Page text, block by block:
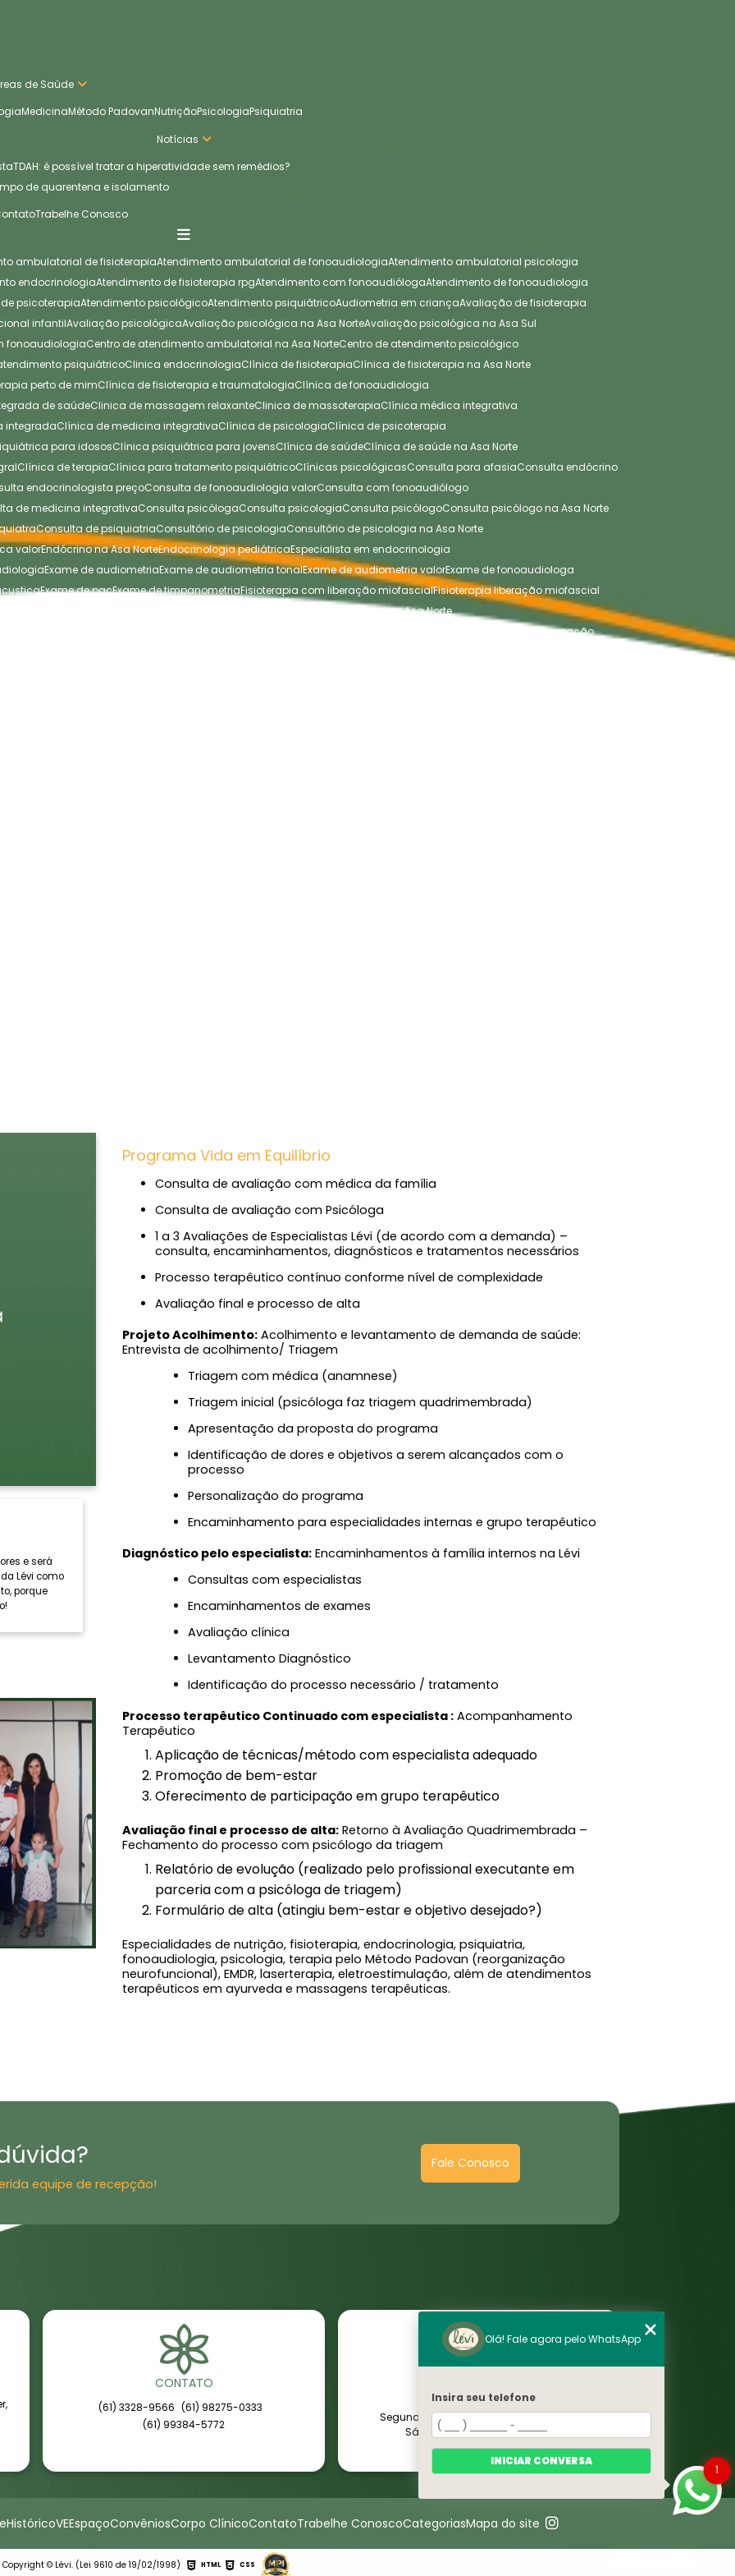
Áreas de Saúde
Medicina Método Padovan Nutrição Psicologia Psiquiatria
Notícias
TDAH: é possível tratar a hiperatividade sem remédios?
de quarentena e isolamento
Contato Trabelhe Conosco
ambulatorial de fisioterapia Atendimento ambulatorial de fonoaudiologia Atendimento ambulatorial psicologia
endocrinologia Atendimento de fisioterapia rpg Atendimento com fonoaudióloga Atendimento de fonoaudiologia
de psicoterapia Atendimento psicológico Atendimento psiquiátrico Audiometria em criança Avaliação de fisioterapia
infantil Avaliação psicológica Avaliação psicológica na Asa Norte Avaliação psicológica na Asa Sul
fonoaudiologia Centro de atendimento ambulatorial na Asa Norte
Centro de atendimento psicológico
psiquiátrico Clinica endocrinologia Clínica de fisioterapia
Clínica de fisioterapia na Asa Norte
perto de mim Clínica de fisioterapia e traumatologia
Clínica de fonoaudiologia
de saúde Clinica de massagem relaxante Clinica de massoterapia
Clínica médica integrativa
integrada Clínica de medicina integrativa Clínica de psicologia
Clínica de psicoterapia
para idosos Clínica psiquiátrica para jovens Clínica de saúde Clínica de saúde na Asa Norte
Clínica de terapia Clínica para tratamento psiquiátrico Clínicas psicológicas Consulta para afasia
Consulta endócrino
endocrinologista preço Consulta de fonoaudiologia valor
Consulta com fonoaudiólogo
de medicina integrativa Consulta psicóloga Consulta psicologia Consulta psicólogo
Consulta psicólogo na Asa Norte
Consulta de psiquiatria Consultório de psicologia
Consultório de psicologia na Asa Norte
valor Endócrino na Asa Norte Endocrinologia pediátrica Especialista em endocrinologia
Exame de audiometria Exame de audiometria tonal Exame de audiometria valor Exame de fonoaudiologa
Exame de pac Exame de timpanometria Fisioterapia com liberação miofascial Fisioterapia liberação miofascial
Liberação miofascial na Asa Norte
Massagem de liberação
e será
Lévi como
porque
Programa Vida em Equilíbrio
Consulta de avaliação com médica da família
Consulta de avaliação com Psicóloga
1 a 3 Avaliações de Especialistas Lévi (de acordo com a demanda) –
consulta, encaminhamentos, diagnósticos e tratamentos necessários
Processo terapêutico contínuo conforme nível de complexidade
Avaliação final e processo de alta
Projeto Acolhimento:Acolhimento e levantamento de demanda de saúde:
Entrevista de acolhimento/ Triagem
Triagem com médica (anamnese)
Triagem inicial (psicóloga faz triagem quadrimembrada)
Apresentação da proposta do programa
Identificação de dores e objetivos a serem alcançados com o
processo
Personalização do programa
Encaminhamento para especialidades internas e grupo terapêutico
Diagnóstico pelo especialista:Encaminhamentos à família internos na Lévi
Consultas com especialistas
Encaminhamentos de exames
Avaliação clínica
Levantamento Diagnóstico
Identificação do processo necessário / tratamento
Processo terapêutico Continuado com especialista :Acompanhamento
Terapêutico
Aplicação de técnicas/método com especialista adequado
Promoção de bem-estar
Oferecimento de participação em grupo terapêutico
Avaliação final e processo de alta:Retorno à Avaliação Quadrimembrada –
Fechamento do processo com psicólogo da triagem
Relatório de evolução (realizado pelo profissional executante em
parceria com a psicóloga de triagem)
Formulário de alta (atingiu bem-estar e objetivo desejado?)
Especialidades de nutrição, fisioterapia, endocrinologia, psiquiatria,
fonoaudiologia, psicologia, terapia pelo Método Padovan (reorganização
neurofuncional), EMDR, laserterapia, eletroestimulação, além de atendimentos
terapêuticos em ayurveda e massagens terapêuticas.
equipe de recepção!
Fale Conosco
CONTATO
(61) 3328-9566 (61) 98275-0333
(61) 99384-5772
HORÁRIO
Segunda a Sexta-feira das 08h às 19h.
Sábado e Domingo Fechado
Histórico VE Espaço Convênios Corpo Clínico Contato Trabelhe Conosco Categorias Mapa do site
Copyright © Lévi. (Lei 9610 de 19/02/1998) HTML CSS
1
Olá! Fale agora pelo WhatsApp
Insira seu telefone
INICIAR CONVERSA